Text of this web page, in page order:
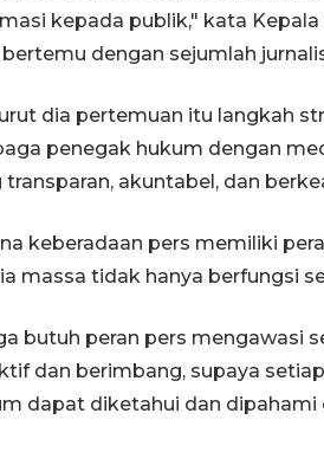
kepada publik," kata
dengan sejumlah
dia pertemuan itu langkah
penegak hukum dengan
transparan, akuntabel, dan
keberadaan pers memiliki
massa tidak hanya berfungsi
butuh peran pers mengawasi
dan berimbang, supaya
dapat diketahui dan dipahami